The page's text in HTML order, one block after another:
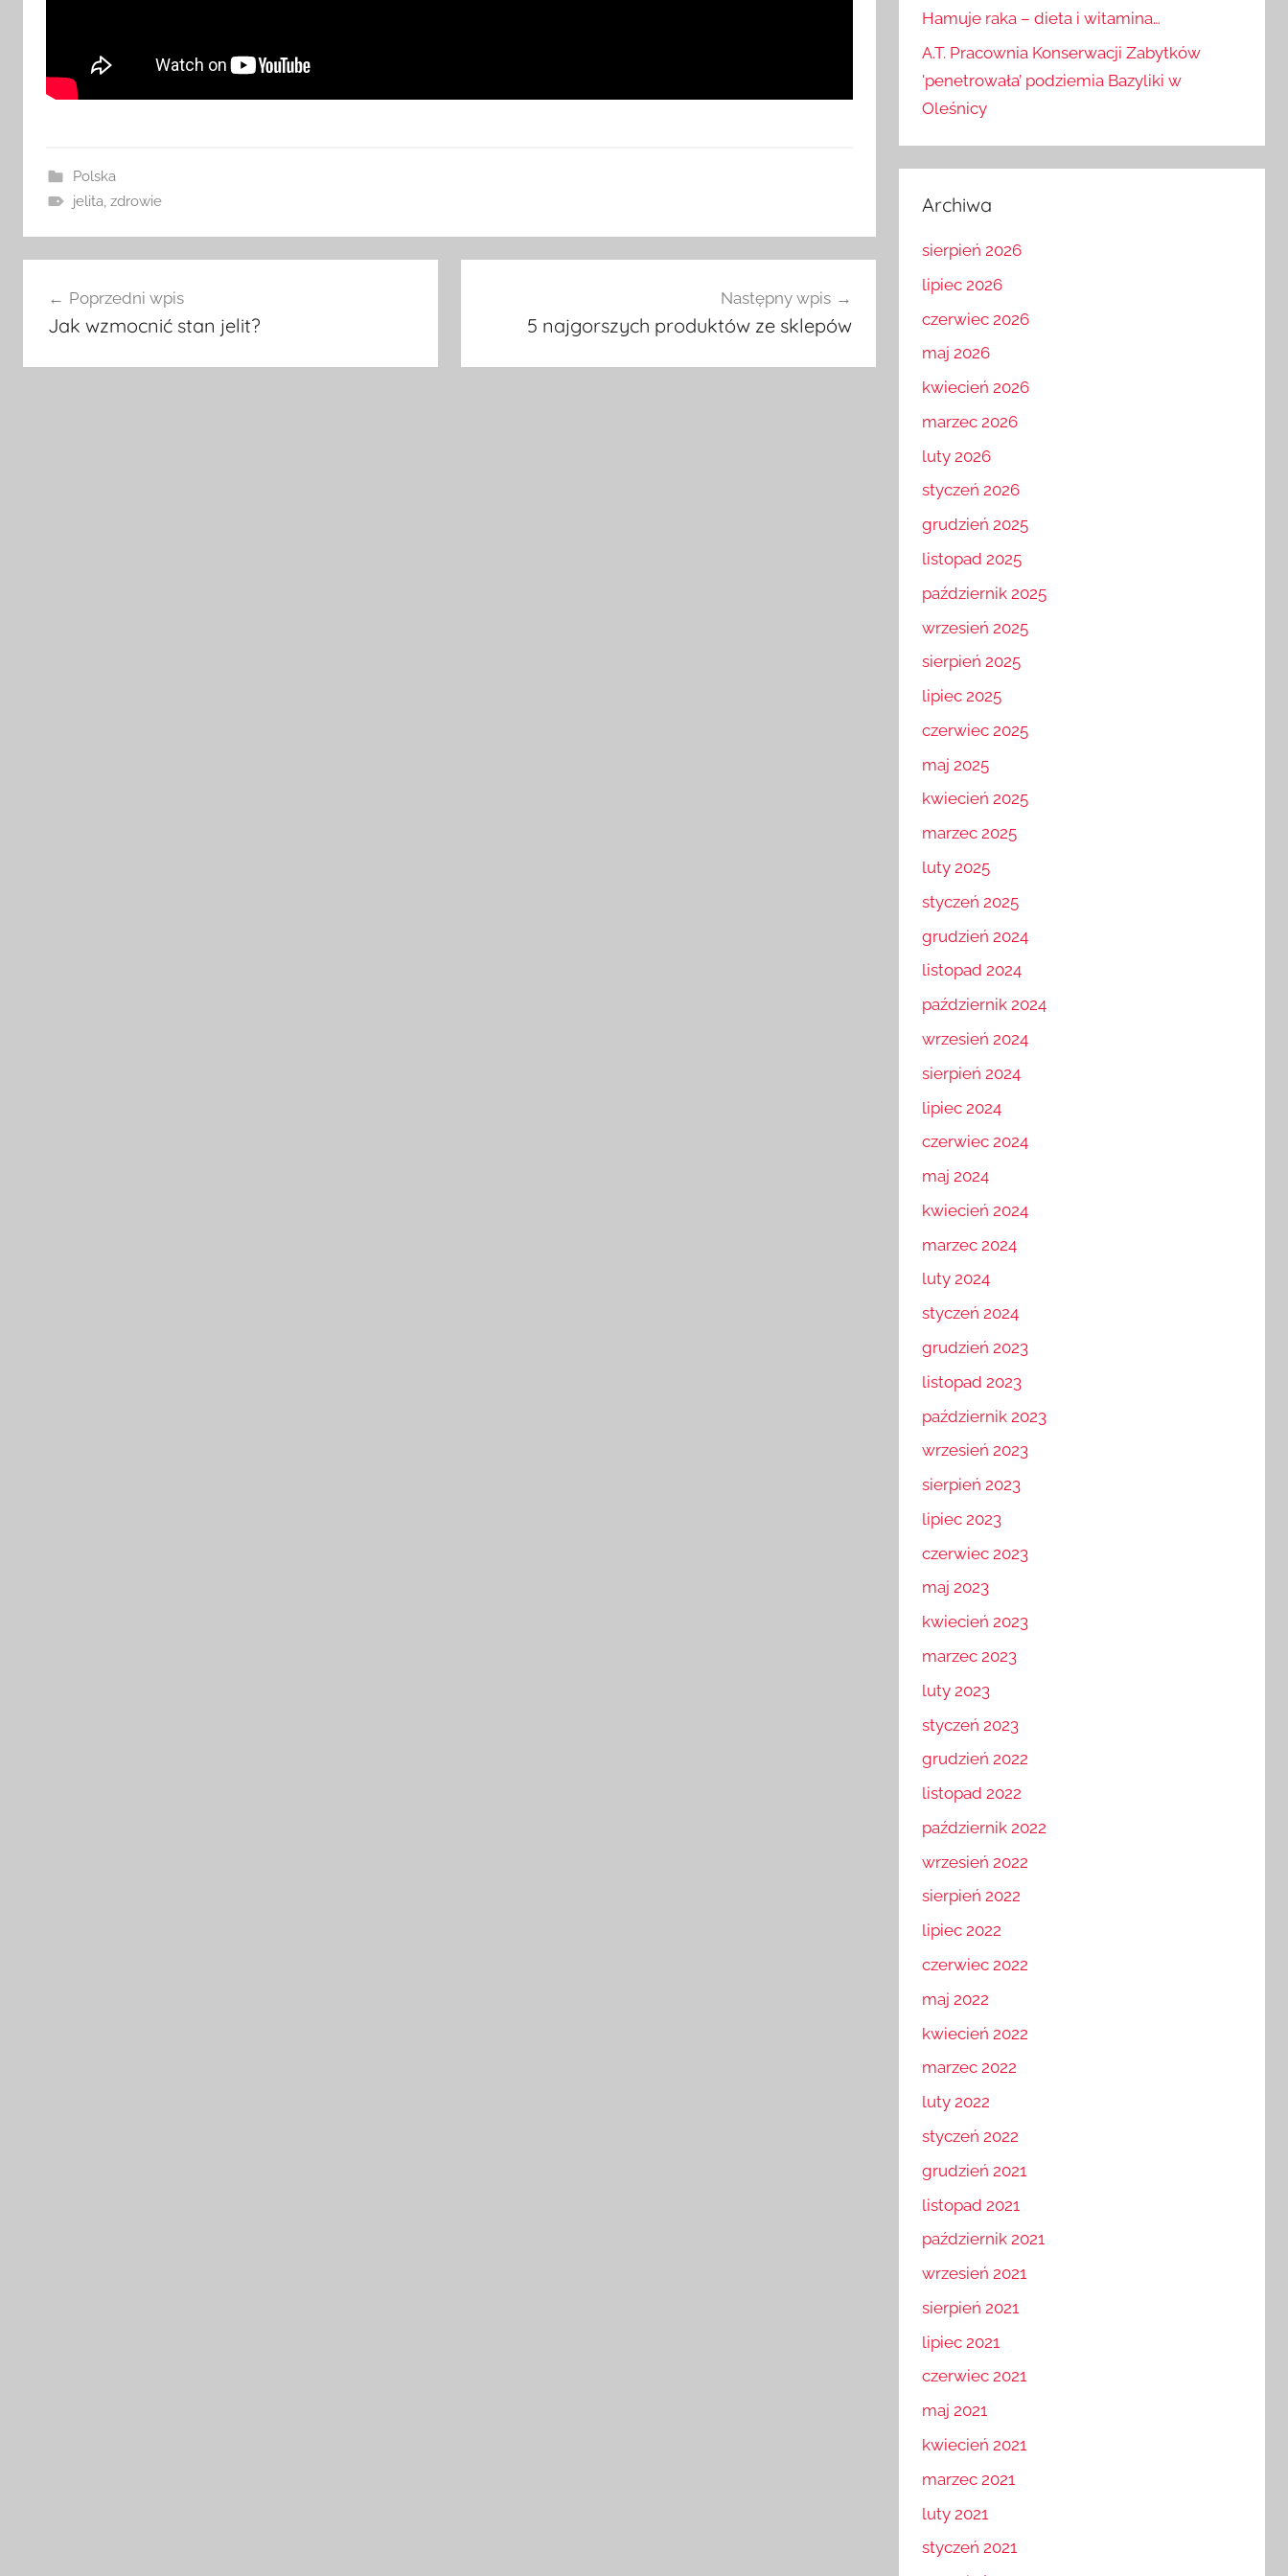
Polska
Nawigacja
wpisuPoprzedni wpis
Jak wzmocnić stan jelit?
Następny wpis
5 najgorszych produktów ze sklepów
Hamuje raka – dieta i witamina…
A.T. Pracownia Konserwacji Zabytków
'penetrowała’ podziemia Bazyliki w
Oleśnicy
Archiwa
sierpień 2026
lipiec 2026
maj 2026
luty 2026
styczeń 2026
grudzień 2025
listopad 2025
październik 2025
wrzesień 2025
sierpień 2025
lipiec 2025
czerwiec 2025
maj 2025
kwiecień 2025
marzec 2025
luty 2025
styczeń 2025
grudzień 2024
listopad 2024
październik 2024
sierpień 2024
lipiec 2024
maj 2024
marzec 2024
luty 2024
styczeń 2024
grudzień 2023
listopad 2023
październik 2023
wrzesień 2023
sierpień 2023
lipiec 2023
czerwiec 2023
maj 2023
kwiecień 2023
marzec 2023
luty 2023
styczeń 2023
grudzień 2022
listopad 2022
październik 2022
sierpień 2022
lipiec 2022
maj 2022
luty 2022
styczeń 2022
grudzień 2021
listopad 2021
październik 2021
sierpień 2021
lipiec 2021
maj 2021
luty 2021
styczeń 2021